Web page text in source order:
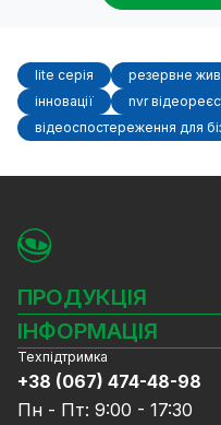
lite серія
резервне
інновації
nvr
відеоспостереження для
ПРОДУКЦІЯ
Камери
Відеореєстратори
Комплекти
СКУД
ІНФОРМАЦІЯ
Блог
Доставка та оплата
Гарантія та Сервісне
Техпідтримка
+38 (067) 474-48-98
Пн - Пт: 9:00 - 17:30